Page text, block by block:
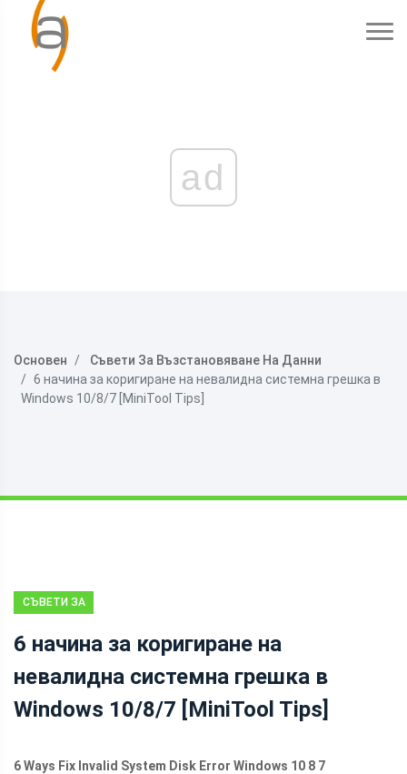
ad
Основен
Съвети За Възстановяване На Данни
6 начина за коригиране на невалидна системна грешка в
Windows 10/8/7 [MiniTool Tips]
СЪВЕТИ ЗА
НА ДАННИ
6 начина за коригиране на
невалидна системна грешка в
Windows 10/8/7 [MiniTool Tips]
6 Ways Fix Invalid System Disk Error Windows 10 8 7